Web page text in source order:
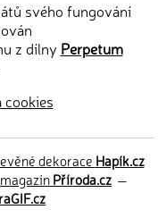
svého fungování
z dílny Perpetum
cookies
dekorace Hapík.cz
magazínPříroda.cz —